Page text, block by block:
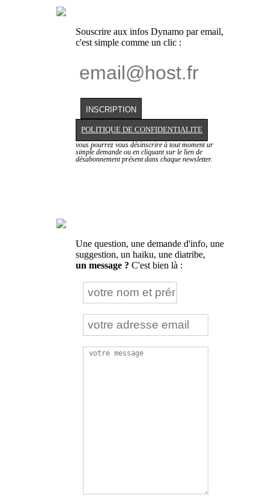
Souscrire aux infos Dynamo par email,
c'est simple comme un clic :
POLITIQUE DE CONFIDENTIALITE
vous pourrez vous désinscrire à tout moment ur
simple demande ou en cliquant sur le lien de
désabonnement présent dans chaque newsletter.
Une question, une demande d'info, une
suggestion, un haiku, une diatribe,
un message ? C'est bien là :